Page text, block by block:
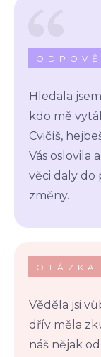
Hledala
kdo mě
Cvičíš,
Vás oslovila
věci daly do
změny.
OTÁZKA
Věděla jsi
dřív měla
náš nějak